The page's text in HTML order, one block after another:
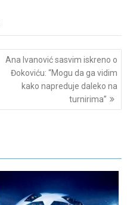
Ana Ivanović sasvim iskreno o
Đokoviću: “Mogu da ga vidim
kako napreduje daleko na
turnirima”